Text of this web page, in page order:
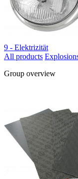
9 - Elektrizität
All products
Group overview